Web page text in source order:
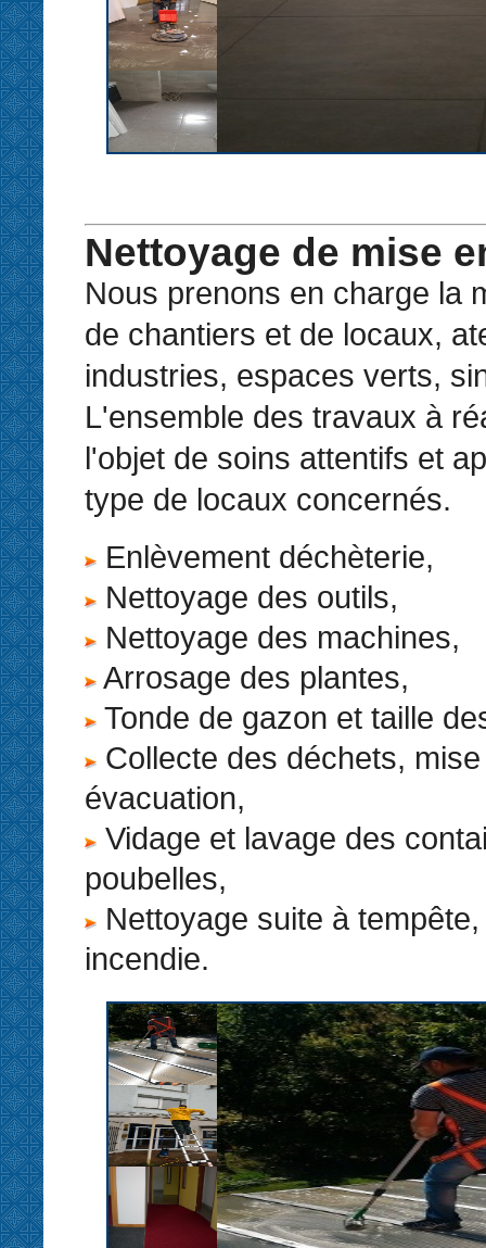
Nettoyage de mise
Nous prenons en charge la
de chantiers et de locaux,
industries, espaces verts,
L'ensemble des travaux à
l'objet de soins attentifs et
type de locaux concernés.
Enlèvement déchèterie,
Nettoyage des outils,
Nettoyage des machines,
Arrosage des plantes,
Tonde de gazon et taille
Collecte des déchets,
évacuation,
Vidage et lavage des
poubelles,
Nettoyage suite à
incendie.